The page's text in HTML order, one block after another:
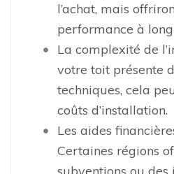
l’achat, mais
performance à
La complexité de
votre toit présente
techniques, cela
coûts d’installation.
Les aides
Certaines régions